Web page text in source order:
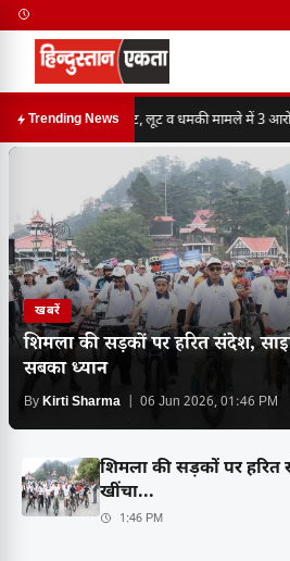
Trending Newsमारपीट, लूट व धमकी मामले में 3
खबरें
शिमला की सड़कों पर हरित संदेश,
सबका ध्यान
ByKirti Sharma | 06 Jun 2026, 01:46 PM
शिमला की सड़कों पर
खींचा...
1:46 PM